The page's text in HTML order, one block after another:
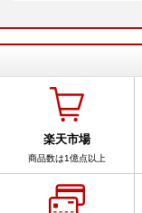
楽天市場
商品数は1億点以上